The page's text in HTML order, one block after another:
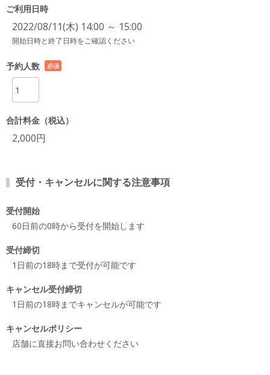
ご利用日時
2022/08/11(木) 14:00 ～ 15:00
開始日時と終了日時をご確認ください
予約人数
必須
合計料金（税込）
2,000円
受付・キャンセルに関する注意事項
受付開始
60日前の0時から受付を開始します
受付締切
1日前の18時まで受付が可能です
キャンセル受付締切
1日前の18時までキャンセルが可能です
キャンセルポリシー
店舗に直接お問い合わせください